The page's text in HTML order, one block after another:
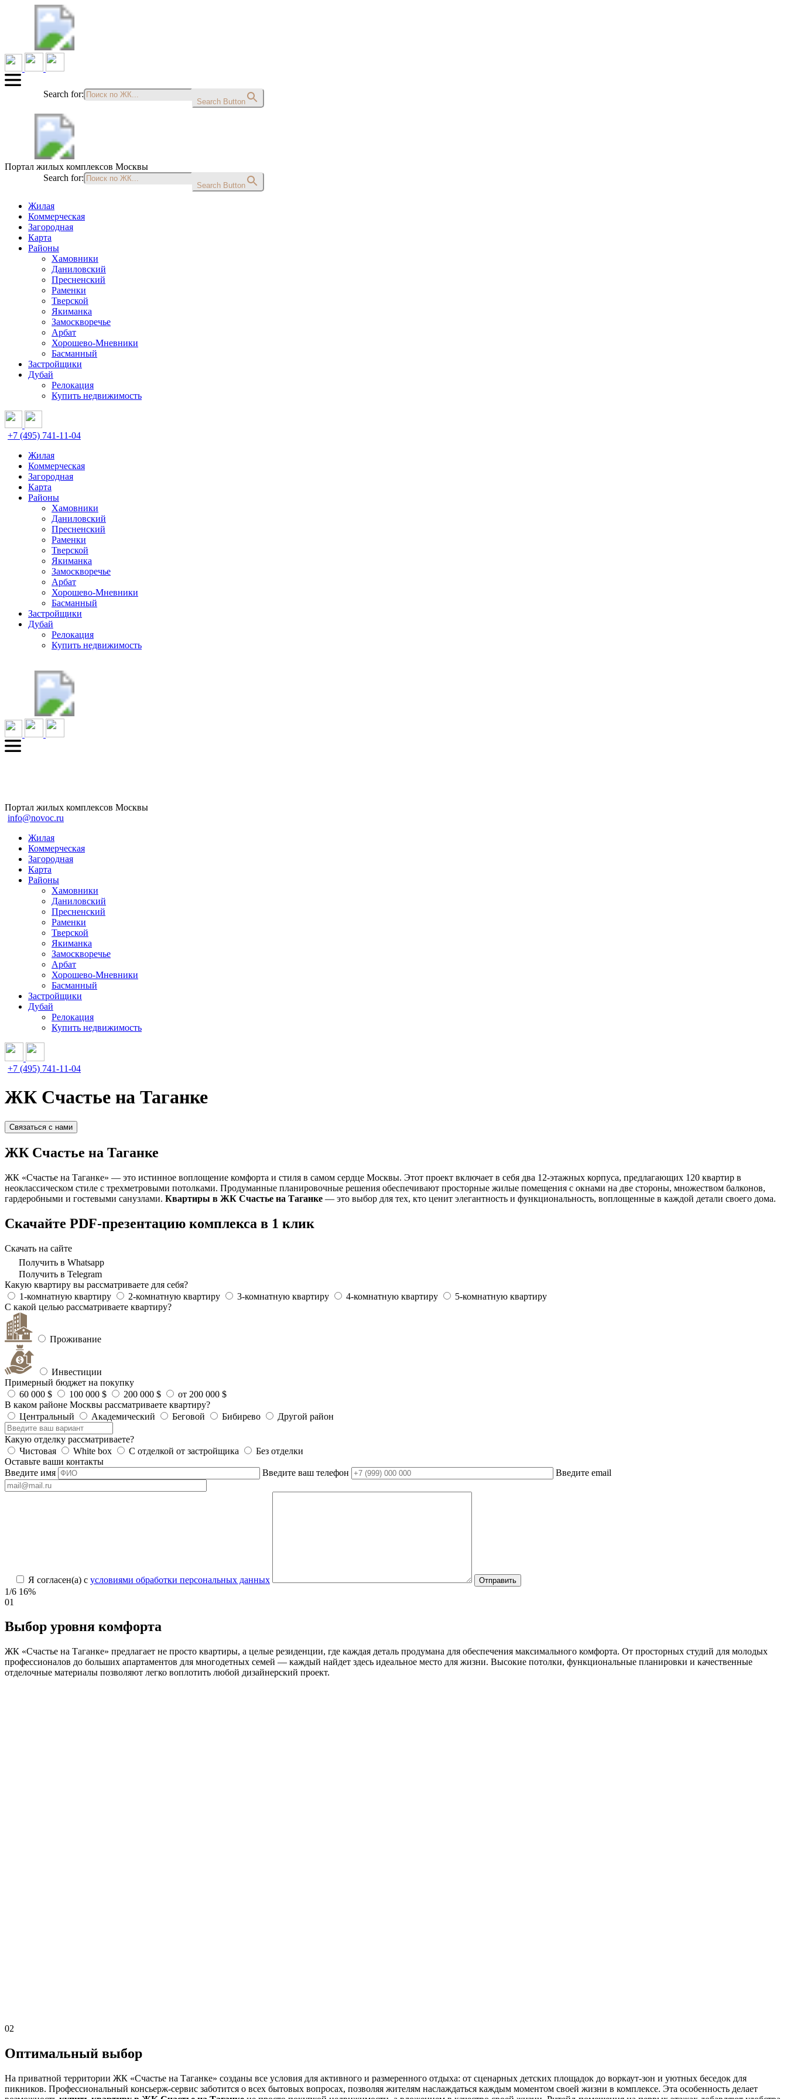
Search for:
Search Button
Портал жилых комплексов Москвы
Search for:
Search Button
Жилая
Коммерческая
Загородная
Карта
Районы
Хамовники
Даниловский
Пресненский
Раменки
Тверской
Якиманка
Замоскворечье
Арбат
Хорошево-Мневники
Басманный
Застройщики
Дубай
Релокация
Купить недвижимость
+7 (495) 741-11-04
Жилая
Коммерческая
Загородная
Карта
Районы
Хамовники
Даниловский
Пресненский
Раменки
Тверской
Якиманка
Замоскворечье
Арбат
Хорошево-Мневники
Басманный
Застройщики
Дубай
Релокация
Купить недвижимость
Портал жилых комплексов Москвы
info@novoc.ru
Жилая
Коммерческая
Загородная
Карта
Районы
Хамовники
Даниловский
Пресненский
Раменки
Тверской
Якиманка
Замоскворечье
Арбат
Хорошево-Мневники
Басманный
Застройщики
Дубай
Релокация
Купить недвижимость
+7 (495) 741-11-04
ЖК Счастье на Таганке
Связаться с нами
ЖК Счастье на Таганке
ЖК «Счастье на Таганке» — это истинное воплощение комфорта и стиля в самом сердце Москвы. Этот проект включает в себя два 12-этажных корпуса, предлагающих 120 квартир в
неоклассическом стиле с трехметровыми потолками. Продуманные планировочные решения обеспечивают просторные жилые помещения с окнами на две стороны, множеством балконов,
гардеробными и гостевыми санузлами. Квартиры в ЖК Счастье на Таганке — это выбор для тех, кто ценит элегантность и функциональность, воплощенные в каждой детали своего дома.
Скачайте PDF-презентацию комплекса в 1 клик
Скачать на сайте
Получить в Whatsapp
Получить в Telegram
Какую квартиру вы рассматриваете для себя?
1-комнатную квартиру
2-комнатную квартиру 3-комнатную квартиру 4-комнатную квартиру
5-комнатную квартиру
С какой целью рассматриваете квартиру?
Проживание
Инвестиции
Примерный бюджет на покупку
60 000 $
100 000 $ 200 000 $
от 200 000 $
В каком районе Москвы рассматриваете квартиру?
Центральный
Академический Беговой Бибирево Другой район
Какую отделку рассматриваете?
Чистовая
White box С отделкой от застройщика
Без отделки
Оставьте ваши контакты
Введите имя
Введите ваш телефон Введите email
Я согласен(а) с условиями обработки персональных данных
1/6 16%
01
Выбор уровня комфорта
ЖК «Счастье на Таганке» предлагает не просто квартиры, а целые резиденции, где каждая деталь продумана для обеспечения максимального комфорта. От просторных студий для молодых
профессионалов до больших апартаментов для многодетных семей — каждый найдет здесь идеальное место для жизни. Высокие потолки, функциональные планировки и качественные
отделочные материалы позволяют легко воплотить любой дизайнерский проект.
02
Оптимальный выбор
На приватной территории ЖК «Счастье на Таганке» созданы все условия для активного и размеренного отдыха: от сценарных детских площадок до воркаут-зон и уютных беседок для
пикников. Профессиональный консьерж-сервис заботится о всех бытовых вопросах, позволяя жителям наслаждаться каждым моментом своей жизни в комплексе. Эта особенность делает